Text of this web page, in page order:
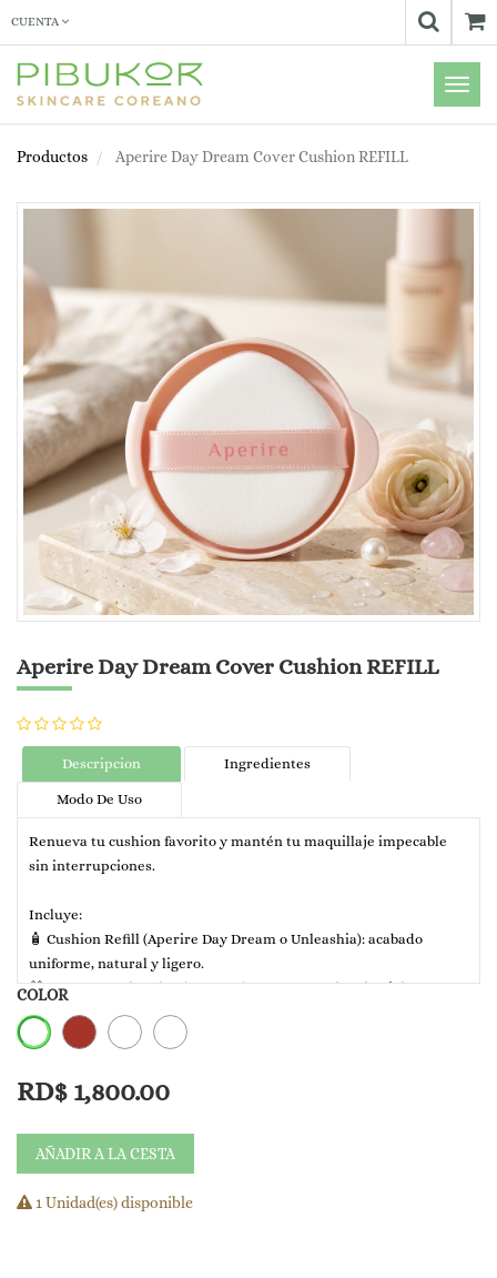
CUENTA
Menú
de
Productos
Aperire Day Dream Cover Cushion REFILL
Aperire Day Dream Cover Cushion REFILL
Descripcion Ingredientes
Modo De Uso
Renueva tu cushion favorito y mantén tu maquillaje impecable
sin interrupciones.
Incluye:
🧴 Cushion Refill (Aperire Day Dream o Unleashia): acabado
uniforme, natural y ligero.
🎁 Protector Solar Aloe (muestra): protege y calma la piel.
Un set práctico para prolongar tu rutina de maquillaje y cuidado.
💰 Precio especial: RD$1,800
COLOR
RD$ 1,800.00
AÑADIR A LA CESTA
1 Unidad(es) disponible